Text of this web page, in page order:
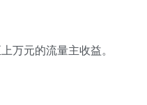
万元的流量主收益。